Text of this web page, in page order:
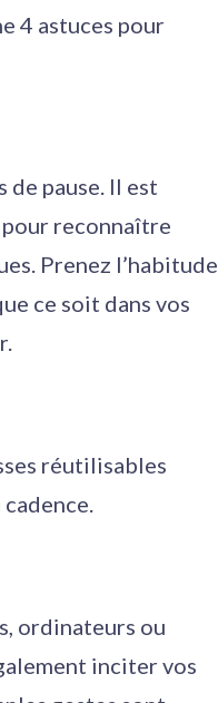
4 astuces pour
pause. Il est
reconnaître
Prenez l’habitude
ce soit dans vos
réutilisables
ordinateurs ou
inciter vos